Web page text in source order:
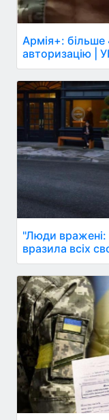
Армія+: більше
авторизацію |
"Люди вражені:
вразила всіх